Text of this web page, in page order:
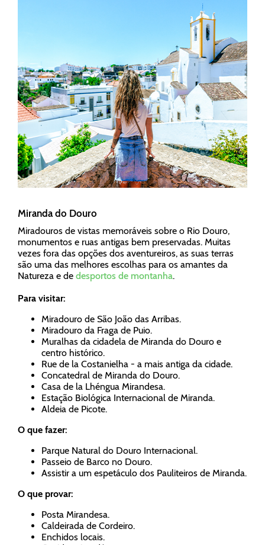
Miranda do Douro
Miradouros de vistas memoráveis sobre o Rio Douro,
monumentos e ruas antigas bem preservadas. Muitas
vezes fora das opções dos aventureiros, as suas terras
são uma das melhores escolhas para os amantes da
Natureza e de desportos de montanha.
Para visitar:
Miradouro de São João das Arribas.
Miradouro da Fraga de Puio.
Muralhas da cidadela de Miranda do Douro e
centro histórico.
Rue de la Costanielha - a mais antiga da cidade.
Concatedral de Miranda do Douro.
Casa de la Lhéngua Mirandesa.
Estação Biológica Internacional de Miranda.
Aldeia de Picote.
O que fazer:
Parque Natural do Douro Internacional.
Passeio de Barco no Douro.
Assistir a um espetáculo dos Pauliteiros de Miranda.
O que provar:
Posta Mirandesa.
Caldeirada de Cordeiro.
Enchidos locais.